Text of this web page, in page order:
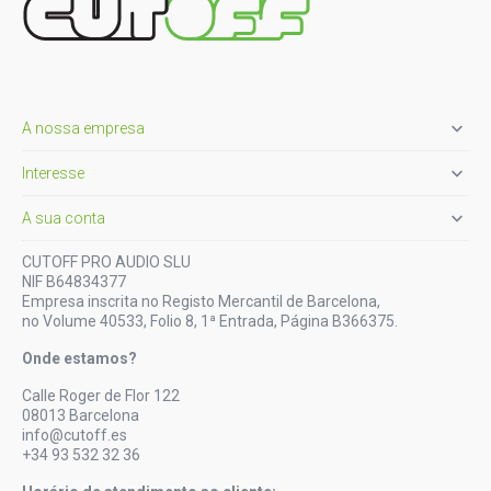
A nossa empresa 
Interesse 
A sua conta 
CUTOFF PRO AUDIO SLU
NIF B64834377
Empresa inscrita no Registo Mercantil de Barcelona,
no Volume 40533, Folio 8, 1ª Entrada, Página B366375.
Onde estamos?
Calle Roger de Flor 122
08013 Barcelona
info@cutoff.es
+34 93 532 32 36